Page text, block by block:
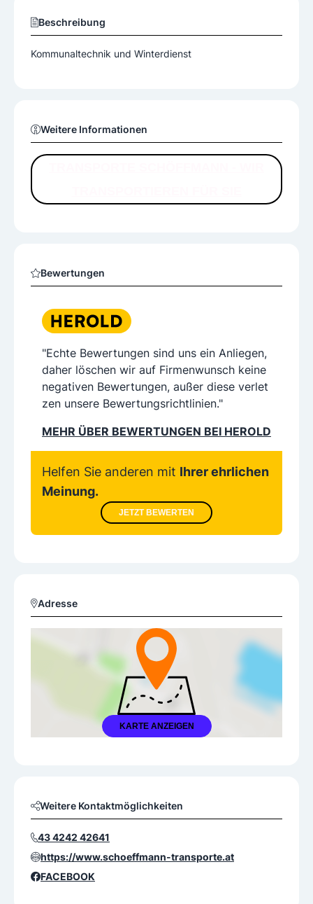
Beschreibung
Kommunaltechnik und Winterdienst
Weitere Informationen
Bewertungen
"Echte Bewertungen sind uns ein Anliegen,
daher löschen wir auf Firmenwunsch keine
negativen Bewertungen, außer diese verlet
zen unsere Bewertungsrichtlinien."
MEHR ÜBER BEWERTUNGEN BEI HEROLD
Helfen Sie anderen mit Ihrer ehrlichen
Meinung.
JETZT BEWERTEN
Adresse
KARTE ANZEIGEN
Weitere Kontaktmöglichkeiten
43 4242 42641
https://www.schoeffmann-transporte.at
FACEBOOK